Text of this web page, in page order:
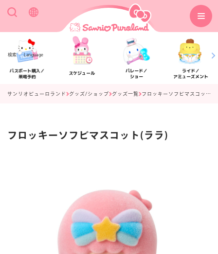
検索 Language
パスポート購入／
来場予約
スケジュール
パレード／
ショー
ライド／
アミューズメント
アクセス フロアマップ
サービスガイド
サンリオピューロランド グッズ/ショップ グッズ一覧 フロッキーソフビマスコット(ララ)
フロッキーソフビマスコット(ララ)